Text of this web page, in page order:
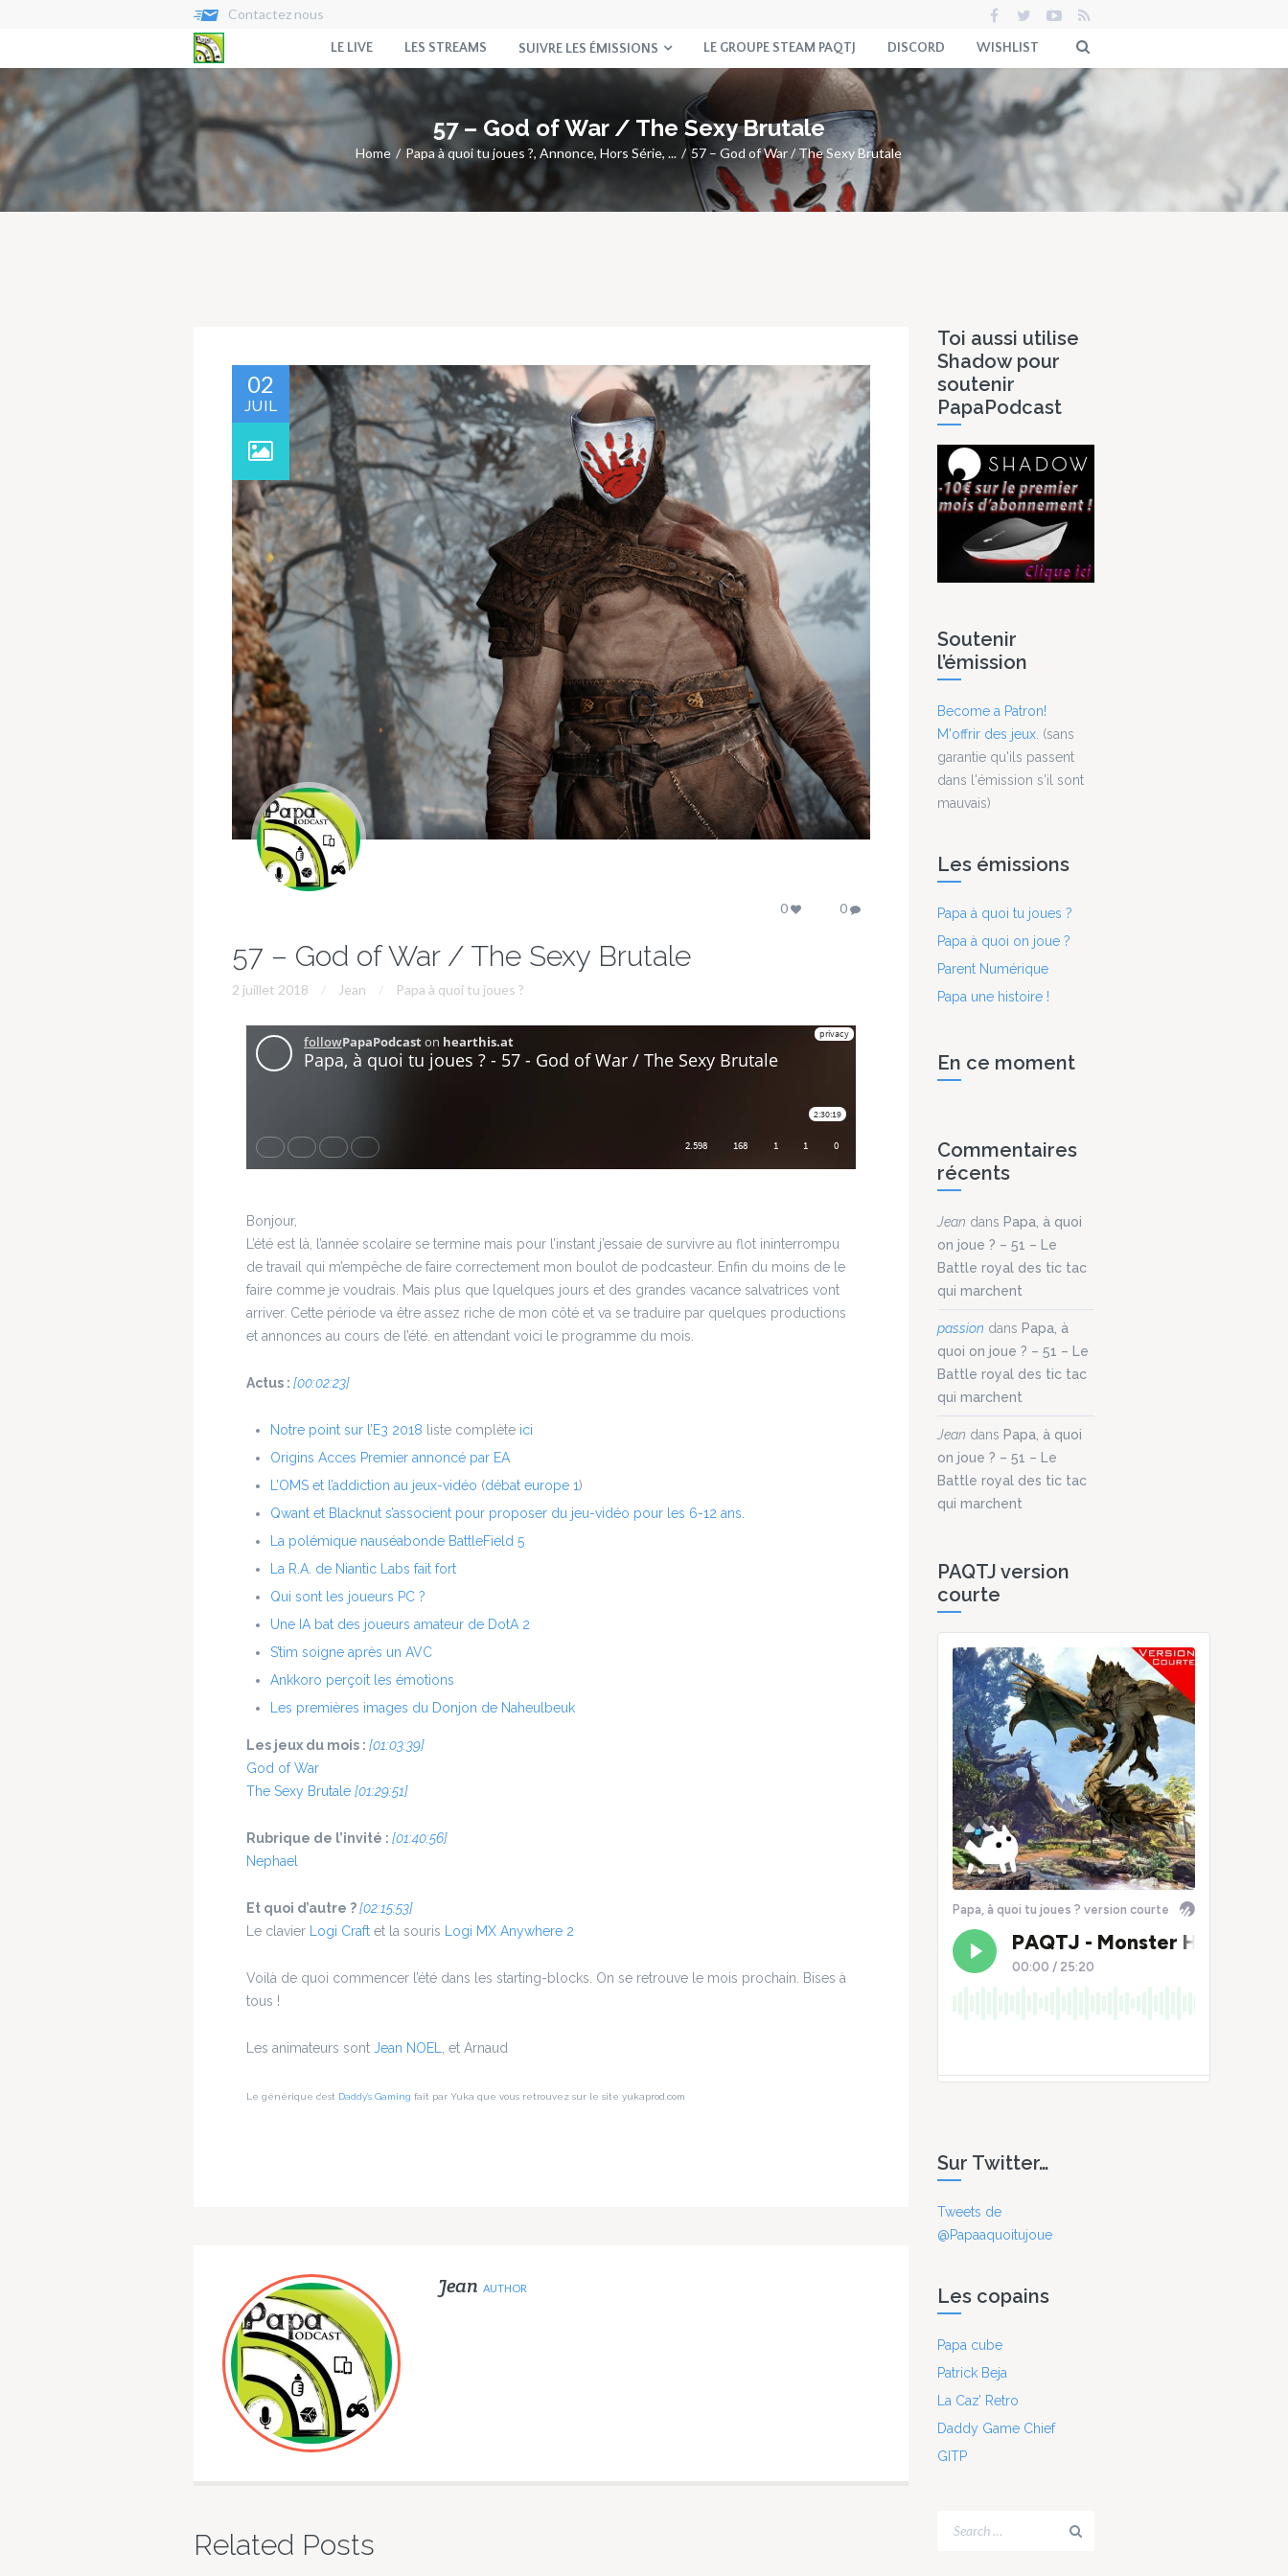
Contactez nous
LE LIVE LES STREAMS SUIVRE LES ÉMISSIONS LE GROUPE STEAM PAQTJ DISCORD WISHLIST
57 – God of War / The Sexy Brutale
Home Papa à quoi tu joues ?,Annonce,Hors Série, ... 57 – God of War / The Sexy Brutale
02
JUIL
0 0
57 – God of War / The Sexy Brutale
2 juillet 2018 Jean Papa à quoi tu joues ?
Bonjour,
L’été est là, l’année scolaire se termine mais pour l’instant j’essaie de survivre au flot ininterrompu
de travail qui m’empêche de faire correctement mon boulot de podcasteur. Enfin du moins de le
faire comme je voudrais. Mais plus que lquelques jours et des grandes vacance salvatrices vont
arriver. Cette période va être assez riche de mon côté et va se traduire par quelques productions
et annonces au cours de l’été. en attendant voici le programme du mois.
Actus : [00:02:23]
Notre point sur l’E3 2018 liste complète ici
Origins Acces Premier annoncé par EA
L’OMS et l’addiction au jeux-vidéo (débat europe 1)
Qwant et Blacknut s’associent pour proposer du jeu-vidéo pour les 6-12 ans.
La polémique nauséabonde BattleField 5
La R.A. de Niantic Labs fait fort
Qui sont les joueurs PC ?
Une IA bat des joueurs amateur de DotA 2
S’tim soigne après un AVC
Ankkoro perçoit les émotions
Les premières images du Donjon de Naheulbeuk
Les jeux du mois : [01:03:39]
God of War
The Sexy Brutale [01:29:51]
Rubrique de l’invité : [01:40:56]
Nephael
Et quoi d’autre ?[02:15:53]
Le clavier
Logi Craft et la souris Logi MX Anywhere 2
Voilà de quoi commencer l’été dans les starting-blocks. On se retrouve le mois prochain. Bises à
tous !
Les animateurs sont Jean NOEL , et Arnaud
Le générique c’est Daddy’s Gaming fait par Yuka que vous retrouvez sur le site yukaprod.com
Jean AUTHOR
Related Posts
Toi aussi utilise
Shadow pour
soutenir
PapaPodcast
Soutenir
l’émission
Become a Patron!
M'offrir des jeux. (sans
garantie qu'ils passent
dans l'émission s'il sont
mauvais)
Les émissions
Papa à quoi tu joues ?
Papa à quoi on joue ?
Parent Numérique
Papa une histoire !
En ce moment
Commentaires
récents
Jean dans Papa, à quoi
on joue ? – 51 – Le
Battle royal des tic tac
qui marchent
passion dans Papa, à
quoi on joue ? – 51 – Le
Battle royal des tic tac
qui marchent
Jean dans Papa, à quoi
on joue ? – 51 – Le
Battle royal des tic tac
qui marchent
PAQTJ version
courte
Sur Twitter…
Tweets de
@Papaaquoitujoue
Les copains
Papa cube
Patrick Beja
La Caz’ Retro
Daddy Game Chief
GITP